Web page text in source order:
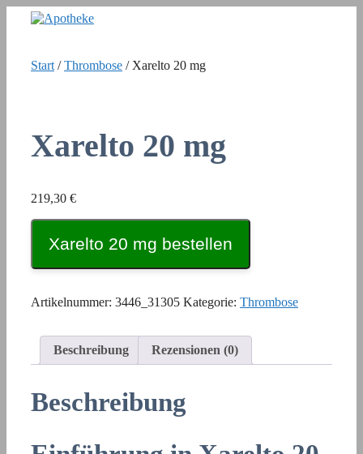
Inhalt
Start /Thrombose / Xarelto 20 mg
Xarelto 20 mg
219,30 €
Xarelto 20 mg bestellen
Artikelnummer: 3446_31305 Kategorie: Thrombose
Beschreibung Rezensionen (0)
Beschreibung